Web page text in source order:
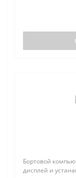
Бортовой
дисплей и